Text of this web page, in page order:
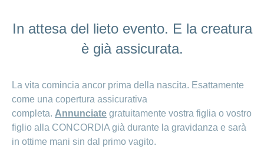
In attesa del lieto evento. E la creatura
è già assicurata.
La vita comincia ancor prima della nascita. Esattamente
come una copertura assicurativa
completa. Annunciate gratuitamente vostra figlia o vostro
figlio alla CONCORDIA già durante la gravidanza e sarà
in ottime mani sin dal primo vagito.